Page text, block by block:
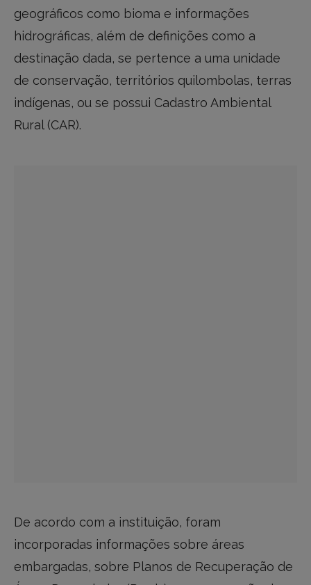
geográficos como bioma e informações
hidrográficas, além de definições como a
destinação dada, se pertence a uma unidade
de conservação, territórios quilombolas, terras
indígenas, ou se possui Cadastro Ambiental
Rural (CAR).
De acordo com a instituição, foram
incorporadas informações sobre áreas
embargadas, sobre Planos de Recuperação de